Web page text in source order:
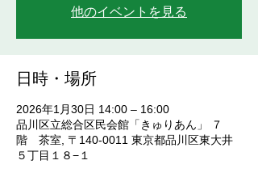
他のイベントを見る
日時・場所
2026年1月30日 14:00 – 16:00
品川区立総合区民会館「きゅりあん」 ７
階 茶室, 〒140-0011 東京都品川区東大井
５丁目１８−１